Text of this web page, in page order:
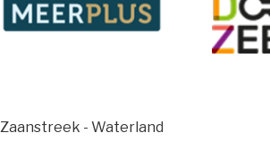
Zaanstreek - Waterland